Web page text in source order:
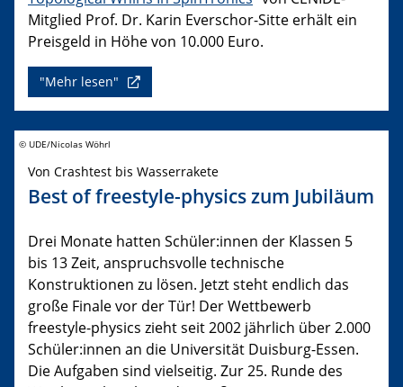
Mitglied Prof. Dr. Karin Everschor-Sitte erhält ein
Preisgeld in Höhe von 10.000 Euro.
"Mehr lesen"
© UDE/Nicolas Wöhrl
Von Crashtest bis Wasserrakete
Best of freestyle-physics zum Jubiläum
Drei Monate hatten Schüler:innen der Klassen 5
bis 13 Zeit, anspruchsvolle technische
Konstruktionen zu lösen. Jetzt steht endlich das
große Finale vor der Tür! Der Wettbewerb
freestyle-physics zieht seit 2002 jährlich über 2.000
Schüler:innen an die Universität Duisburg-Essen.
Die Aufgaben sind vielseitig. Zur 25. Runde des